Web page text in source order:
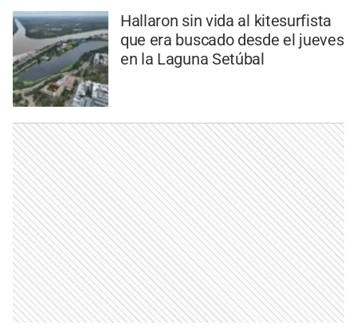
Hallaron sin vida al kitesurfista
que era buscado desde el jueves
en la Laguna Setúbal